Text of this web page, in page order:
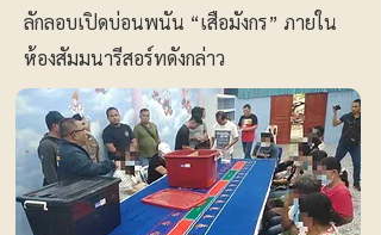
ลักลอบเปิดบ่อนพนัน “เสือมังกร” ภายใน
ห้องสัมมนารีสอร์ทดังกล่าว